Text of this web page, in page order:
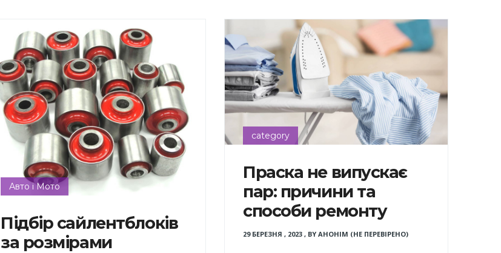
Авто і Мото
Підбір сайлентблоків
за розмірами
category
Праска не випускає
пар: причини та
способи ремонту
29 БЕРЕЗНЯ , 2023, BY АНОНІМ (НЕ ПЕРЕВІРЕНО)